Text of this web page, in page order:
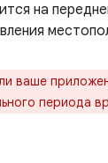
на
ваше
периода